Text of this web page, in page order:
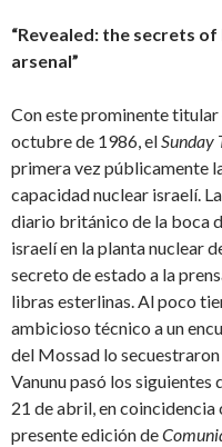
“Revealed: the secrets of
arsenal”
Con este prominente titular
octubre de 1986, el Sunday
primera vez públicamente
capacidad nuclear israelí.
diario británico de la boca
israelí en la planta nuclear
secreto de estado a la
libras esterlinas. Al poco
ambicioso técnico a un
del Mossad lo
Vanunu pasó los siguientes
21 de abril, en
presente edición de